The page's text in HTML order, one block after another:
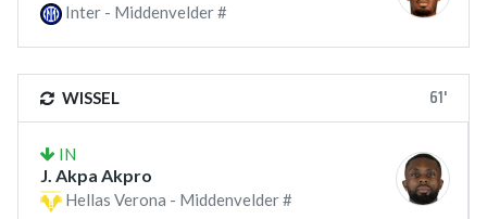
Inter - Middenvelder #
WISSEL 61'
IN
J. Akpa Akpro
Hellas Verona - Middenvelder #